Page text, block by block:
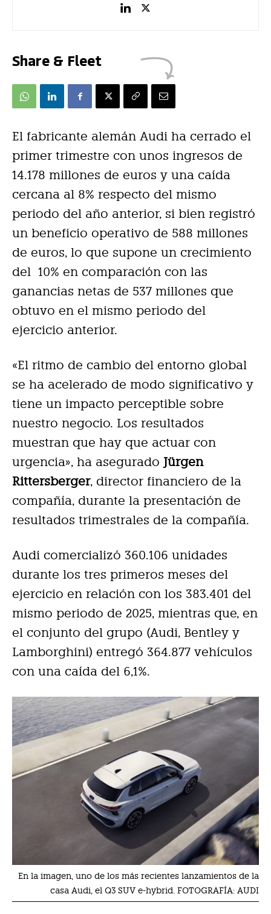
Share & Fleet
El fabricante alemán Audi ha cerrado el
primer trimestre con unos ingresos de
14.178 millones de euros y una caída
cercana al 8% respecto del mismo
periodo del año anterior, si bien registró
un beneficio operativo de 588 millones
de euros, lo que supone un crecimiento
del 10% en comparación con las
ganancias netas de 537 millones que
obtuvo en el mismo periodo del
ejercicio anterior.
«El ritmo de cambio del entorno global
se ha acelerado de modo significativo y
tiene un impacto perceptible sobre
nuestro negocio. Los resultados
muestran que hay que actuar con
urgencia», ha asegurado Jürgen
Rittersberger, director financiero de la
compañía, durante la presentación de
resultados trimestrales de la compañía.
Audi comercializó 360.106 unidades
durante los tres primeros meses del
ejercicio en relación con los 383.401 del
mismo periodo de 2025, mientras que, en
el conjunto del grupo (Audi, Bentley y
Lamborghini) entregó 364.877 vehículos
con una caída del 6,1%.
En la imagen, uno de los más recientes lanzamientos de la
casa Audi, el Q3 SUV e-hybrid. FOTOGRAFÍA: AUDI